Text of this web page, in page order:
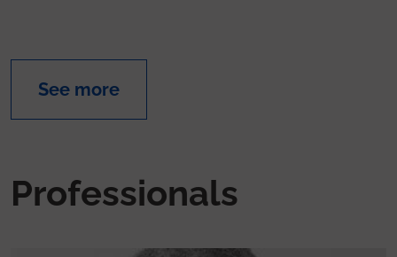
See more
Professionals